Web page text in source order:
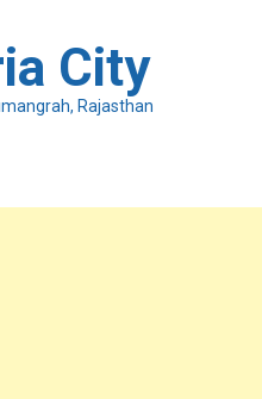
City
Rajasthan